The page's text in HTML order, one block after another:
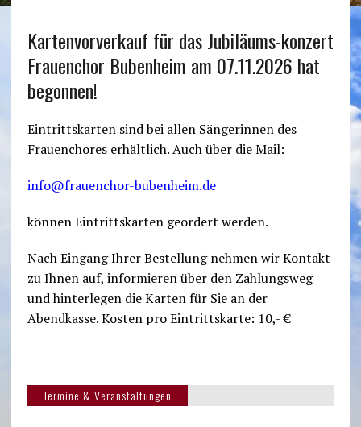
Kartenvorverkauf für das Jubiläums-konzert
Frauenchor Bubenheim am 07.11.2026 hat
begonnen!
Eintrittskarten sind bei allen Sängerinnen des
Frauenchores erhältlich. Auch über die Mail:
info@frauenchor-bubenheim.de
können Eintrittskarten geordert werden.
Nach Eingang Ihrer Bestellung nehmen wir Kontakt
zu Ihnen auf, informieren über den Zahlungsweg
und hinterlegen die Karten für Sie an der
Abendkasse. Kosten pro Eintrittskarte: 10,- €
Termine & Veranstaltungen